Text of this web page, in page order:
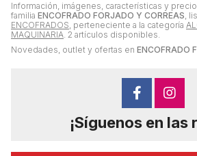
Información, imágenes, características y
familia ENCOFRADO FORJADO Y CORREAS,
ENCOFRADOS, perteneciente a la categoría
MAQUINARIA. 2 artículos disponibles.
Novedades, outlet y ofertas en ENCOFRADO
¡Síguenos en las